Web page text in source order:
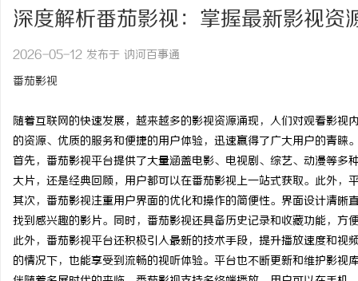
深度解析番茄影视：掌握最新影视资
2026-05-12 发布于 讷河百事通
番茄影视
随着互联网的快速发展，越来越多的影视资源涌现，人们对观看影视
的资源、优质的服务和便捷的用户体验，迅速赢得了广大用户的青睐
首先，番茄影视平台提供了大量涵盖电影、电视剧、综艺、动漫等
大片，还是经典回顾，用户都可以在番茄影视上一站式获取。此外，
其次，番茄影视注重用户界面的优化和操作的简便性。界面设计清
找到感兴趣的影片。同时，番茄影视还具备历史记录和收藏功能，方
此外，番茄影视平台还积极引入最新的技术手段，提升播放速度和
的情况下，也能享受到流畅的视听体验。平台也不断更新和维护影视